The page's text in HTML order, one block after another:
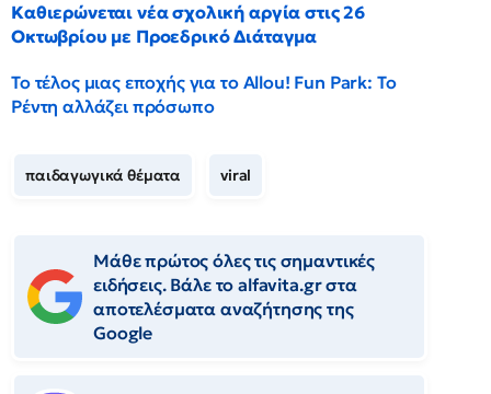
Καθιερώνεται νέα σχολική αργία στις 26
Οκτωβρίου με Προεδρικό Διάταγμα
Το τέλος μιας εποχής για το Allou! Fun Park: Το
Ρέντη αλλάζει πρόσωπο
παιδαγωγικά θέματα viral
Μάθε πρώτος όλες τις σημαντικές
ειδήσεις. Βάλε το alfavita.gr στα
αποτελέσματα αναζήτησης της
Google